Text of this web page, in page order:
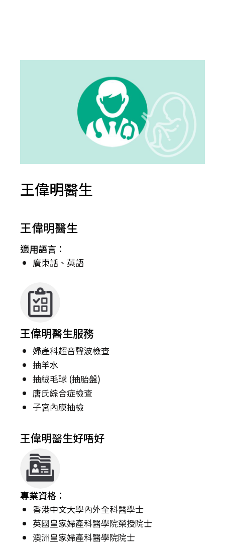
王偉明醫生
王偉明醫生
適用語言：
廣東話、英語
王偉明醫生服務
婦產科超音聲波檢查
抽羊水
抽絨毛球 (抽胎盤)
唐氏綜合症檢查
子宮內膜抽檢
王偉明醫生好唔好
專業資格：
香港中文大學內外全科醫學士
英國皇家婦產科醫學院榮授院士
澳洲皇家婦產科醫學院院士